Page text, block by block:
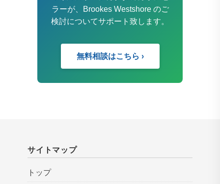
ラーが、Brookes Westshore のご
検討についてサポート致します。
無料相談はこちら ›
サイトマップ
トップ